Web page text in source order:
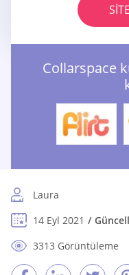
Collarspace
Laura
14 Eyl 2021
3313 Görüntüleme